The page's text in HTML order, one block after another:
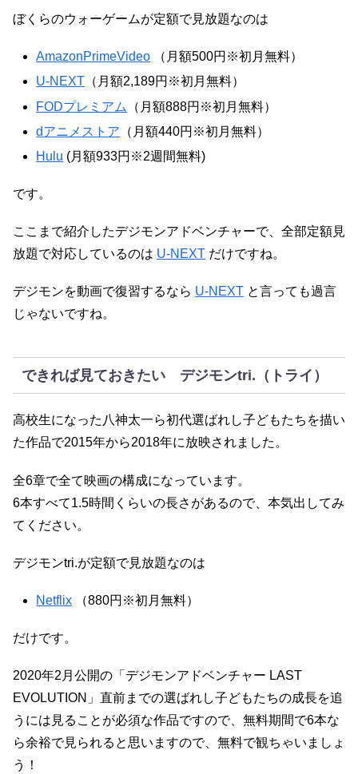
ぼくらのウォーゲームが定額で見放題なのは
AmazonPrimeVideo （月額500円※初月無料）
U-NEXT （月額2,189円※初月無料）
FODプレミアム
（月額888円※初月無料）
dアニメストア （月額440円※初月無料）
Hulu (月額933円※2週間無料)
です。
ここまで紹介したデジモンアドベンチャーで、全部定額見
放題で対応しているのは U-NEXT だけですね。
デジモンを動画で復習するなら U-NEXT と言っても過言
じゃないですね。
できれば見ておきたい デジモンtri.（トライ）
高校生になった八神太一ら初代選ばれし子どもたちを描い
た作品で2015年から2018年に放映されました。
全6章で全て映画の構成になっています。
6本すべて1.5時間くらいの長さがあるので、本気出してみ
てください。
デジモンtri.が定額で見放題なのは
Netflix （880円※初月無料）
だけです。
2020年2月公開の「デジモンアドベンチャー LAST
EVOLUTION」直前までの選ばれし子どもたちの成長を追
うには見ることが必須な作品ですので、無料期間で6本な
ら余裕で見られると思いますので、無料で観ちゃいましょ
う！